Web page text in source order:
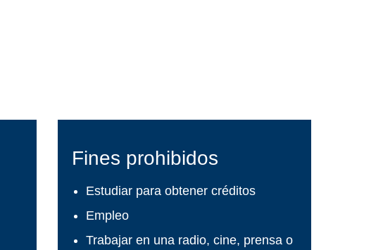
Fines prohibidos
Estudiar para obtener créditos
Empleo
Trabajar en una radio, cine, prensa o